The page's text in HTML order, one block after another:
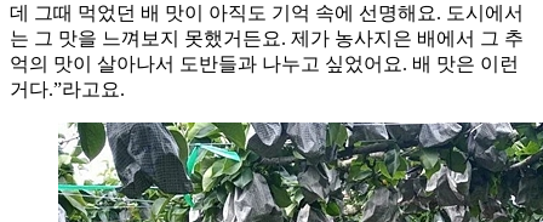
데 그때 먹었던 배 맛이 아직도 기억 속에 선명해요. 도시에서
는 그 맛을 느껴보지 못했거든요. 제가 농사지은 배에서 그 추
억의 맛이 살아나서 도반들과 나누고 싶었어요. 배 맛은 이런
거다.”라고요.